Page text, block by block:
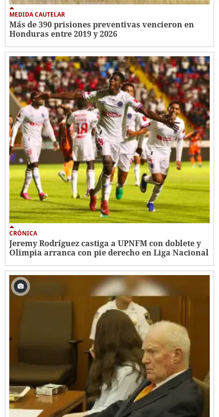
MEDIDA CAUTELAR
Más de 390 prisiones preventivas vencieron en
Honduras entre 2019 y 2026
CRÓNICA
Jeremy Rodríguez castiga a UPNFM con doblete y
Olimpia arranca con pie derecho en Liga Nacional